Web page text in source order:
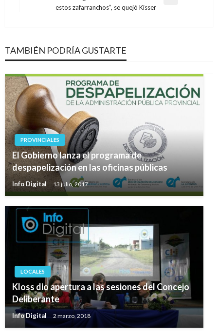
estos zafarranchos”, se quejó Kisser
TAMBIÉN PODRÍA GUSTARTE
PROVINCIALES
El Gobierno lanza el programa de
despapelización en las oficinas públicas
Info Digital 13 julio, 2017
LOCALES
Kloss dio apertura a las sesiones del Concejo
Deliberante
Info Digital 2 marzo, 2018